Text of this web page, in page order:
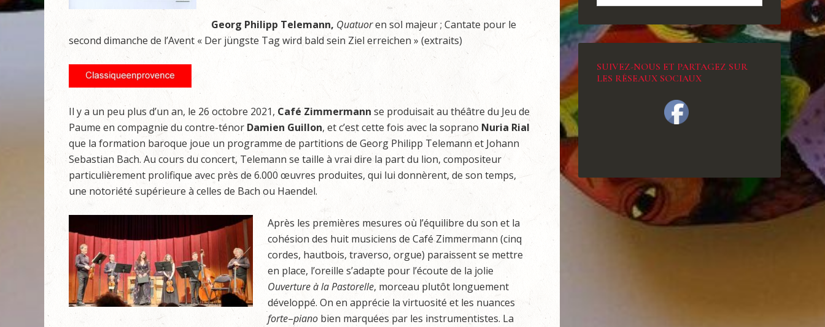
Georg Philipp Telemann, Quatuoren sol majeur ; Cantate pour le
second dimanche de l’Avent « Der jüngste Tag wird bald sein Ziel erreichen » (extraits)
Il y a un peu plus d’un an, le 26 octobre 2021, Café Zimmermann se produisait au théâtre du Jeu de
Paume en compagnie du contre-ténor Damien Guillon, et c’est cette fois avec la soprano Nuria Rial
que la formation baroque joue un programme de partitions de Georg Philipp Telemann et Johann
Sebastian Bach. Au cours du concert, Telemann se taille à vrai dire la part du lion, compositeur
particulièrement prolifique avec près de 6.000 œuvres produites, qui lui donnèrent, de son temps,
une notoriété supérieure à celles de Bach ou Haendel.
Après les premières mesures où l’équilibre du son et la
cohésion des huit musiciens de Café Zimmermann (cinq
cordes, hautbois, traverso, orgue) paraissent se mettre
en place, l’oreille s’adapte pour l’écoute de la jolie
Ouverture à la Pastorelle, morceau plutôt longuement
développé. On en apprécie la virtuosité et les nuances
forte–piano bien marquées par les instrumentistes. La
SUIVEZ-NOUS ET PARTAGEZ SUR
LES RÉSEAUX SOCIAUX